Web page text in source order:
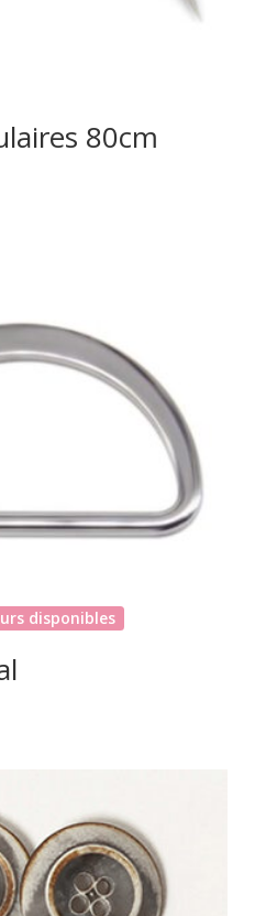
80cm
disponibles